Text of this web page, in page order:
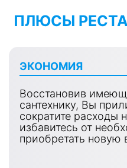
ПЛЮСЫ
ЭКОНОМИЯ
Восстановив
сантехнику, Вы
сократите расходы
избавитесь от
приобретать новую